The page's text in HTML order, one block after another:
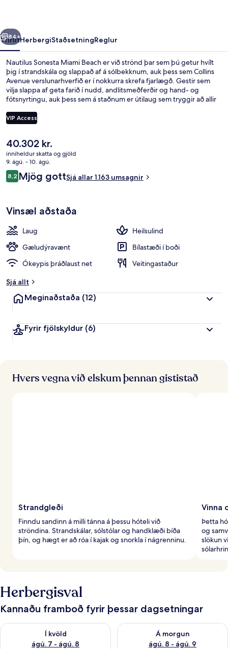
Næsta
84+
YfirlitHerbergiStaðsetningReglur
Nautilus Sonesta Miami Beach er við strönd þar sem þú getur hvílt
þig í strandskála og slappað af á sólbekknum, auk þess sem Collins
Avenue verslunarhverfið er í nokkurra skrefa fjarlægð. Gestir sem
vilja slappa af geta farið í nudd, andlitsmeðferðir og hand- og
fótsnyrtingu, auk þess sem á staðnum er útilaug sem tryggir að allir
sundlaugina, er matargerðarlist frá Miðjarðarhafinu í hávegum höfð
og boðið er upp á morgunverð, hádegisverð og kvöldverð. Meðal
bar við sundlaugarbakkann og líkamsrækt sem er opin allan
sólarhringinn. Meðal þess sem ferðamenn sem hafa heimsótt
staðinn eru sérstaklega ánægðir með eru hjálpsamt starfsfólk og góð
staðsetning.
VIP Access
Núverandi
verð
er
40.302 kr.
40.302 kr.
inniheldur skatta og gjöld
9. ágú. - 10. ágú.
Umsagnir
8,28,2 af 10
Mjög gottSjá allar 1.163 umsagnir
Vinsæl aðstaða
Laug
Heilsulind
Gæludýravænt
Bílastæði í boði
Ókeypis þráðlaust net
Veitingastaður
Sjá allt
Meginaðstaða (12)
Fyrir fjölskyldur (6)
Hvers vegna við elskum þennan gististað
Strandgleði
Finndu sandinn á milli tánna á þessu hóteli við
ströndina. Strandskálar, sólstólar og handklæði bíða
þín, og hægt er að róa í kajak og snorkla í nágrenninu.
Vinna
Þetta
og
slökun
Herbergisval
Kannaðu framboð fyrir þessar dagsetningar
Í kvöld
ágú. 7 - ágú. 8
Athuga framboð í kvöld ágú. 7 - ágú. 8
Á morgun
ágú. 8 - ágú. 9
Athuga framboð á morgun